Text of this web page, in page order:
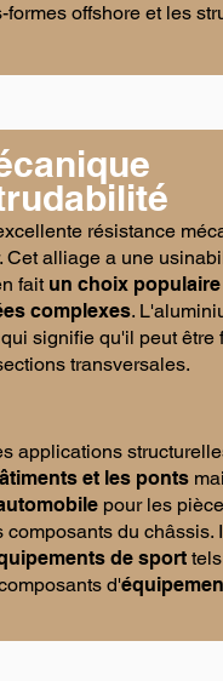
offshore et les
résistance
Cet alliage a une
fait un choix
complexes.
signifie qu'il peut être
transversales.
applications
et les ponts
pour les
du châssis.
de sport
d'